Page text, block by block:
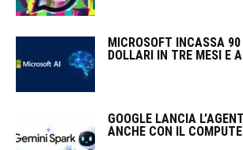
MICROSOFT INCASSA
DOLLARI IN TRE MESI E
GOOGLE LANCIA
ANCHE CON IL